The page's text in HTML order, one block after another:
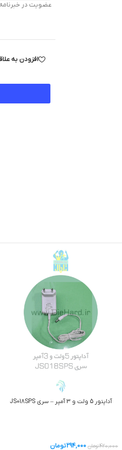
عضویت در
افزودن به
آداپتور 5 ولت و 3 آمپر – سری JS018SPS
420,000تومان 294,000تومان